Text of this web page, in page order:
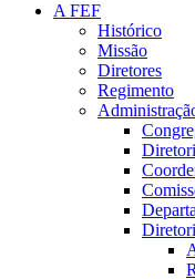
A FEF
Histórico
Missão
Diretores
Regimento